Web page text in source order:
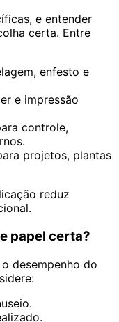
e entender
certa. Entre
enfesto e
e impressão
controle,
projetos, plantas
reduz
papel certa?
desempenho do